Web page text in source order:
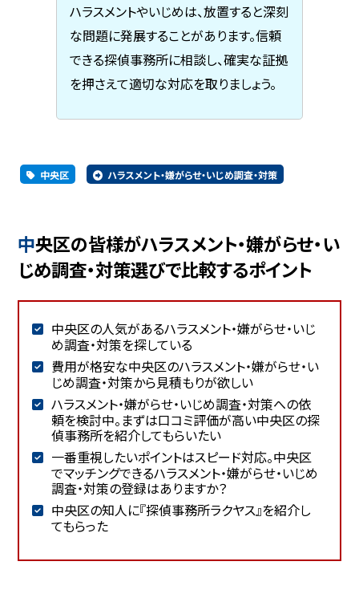
ハラスメントやいじめは、放置すると深刻
な問題に発展することがあります。信頼
できる探偵事務所に相談し、確実な証拠
を押さえて適切な対応を取りましょう。
中央区 ハラスメント・嫌がらせ・いじめ調査・対策
中央区の皆様がハラスメント・嫌がらせ・い
じめ調査・対策選びで比較するポイント
中央区の人気があるハラスメント・嫌がらせ・いじ
め調査・対策を探している
費用が格安な中央区のハラスメント・嫌がらせ・い
じめ調査・対策から見積もりが欲しい
ハラスメント・嫌がらせ・いじめ調査・対策への依
頼を検討中。まずは口コミ評価が高い中央区の探
偵事務所を紹介してもらいたい
一番重視したいポイントはスピード対応。中央区
でマッチングできるハラスメント・嫌がらせ・いじめ
調査・対策の登録はありますか？
中央区の知人に『探偵事務所ラクヤス』を紹介し
てもらった